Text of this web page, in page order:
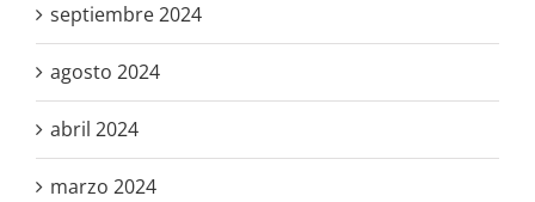
septiembre 2024
agosto 2024
abril 2024
marzo 2024